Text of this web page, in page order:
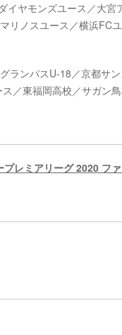
イヤモンズユース／大
リノスユース／横浜FC
ランパスU-18／京都サ
／東福岡高校／サガン
レミアリーグ 2020 フ